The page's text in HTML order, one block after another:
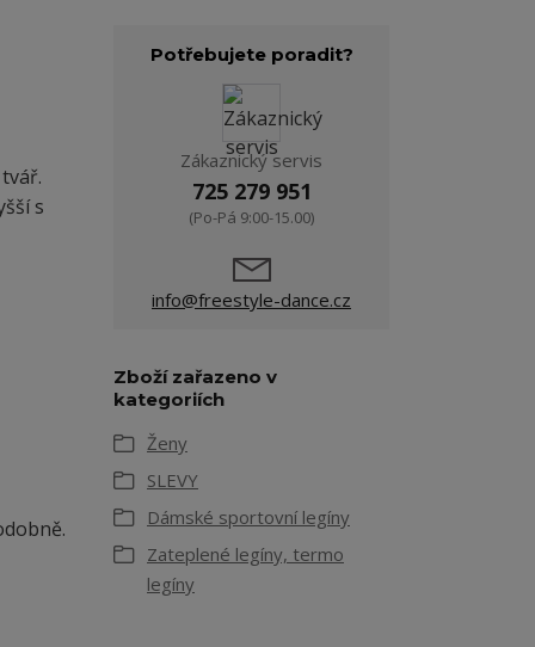
s
Potřebujete poradit?
Zákaznický servis
725 279 951
(Po-Pá 9:00-15.00)
info@freestyle-dance.cz
Zboží zařazeno v
kategoriích
Ženy
SLEVY
Dámské sportovní legíny
Zateplené legíny, termo
legíny